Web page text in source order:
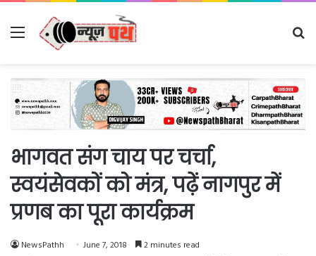
Menu
भागवत संग चाय पर चर्चा,
स्वयंसेवकों को मंत्र, पढ़ें नागपुर में
प्रणब का पूरा कार्यक्रम
NewsPathh June 7, 2018 2 minutes read